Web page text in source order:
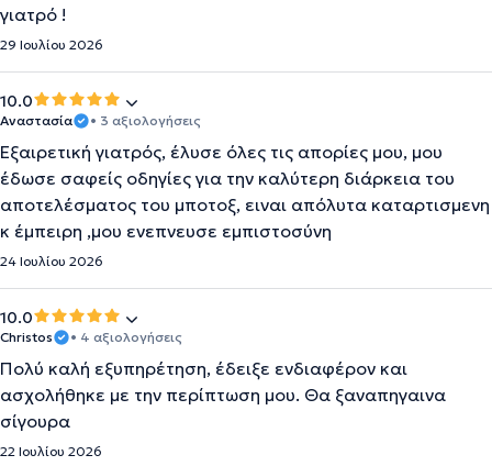
γιατρό !
29 Ιουλίου 2026
10.0
Αναστασία • 3 αξιολογήσεις
Εξαιρετική γιατρός, έλυσε όλες τις απορίες μου, μου
έδωσε σαφείς οδηγίες για την καλύτερη διάρκεια του
αποτελέσματος του μποτοξ, ειναι απόλυτα καταρτισμενη
κ έμπειρη ,μου ενεπνευσε εμπιστοσύνη
24 Ιουλίου 2026
10.0
Christos • 4 αξιολογήσεις
Πολύ καλή εξυπηρέτηση, έδειξε ενδιαφέρον και
ασχολήθηκε με την περίπτωση μου. Θα ξαναπηγαινα
σίγουρα
22 Ιουλίου 2026